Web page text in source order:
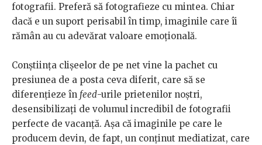
fotografii. Preferă să fotografieze cu mintea. Chiar
dacă e un suport perisabil în timp, imaginile care îi
rămân au cu adevărat valoare emoțională.
Conștiința clișeelor de pe net vine la pachet cu
presiunea de a posta ceva diferit, care să se
diferențieze în feed-urile prietenilor noștri,
desensibilizați de volumul incredibil de fotografii
perfecte de vacanță. Așa că imaginile pe care le
producem devin, de fapt, un conținut mediatizat, care